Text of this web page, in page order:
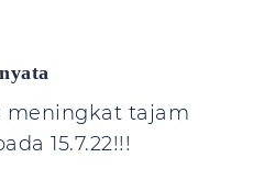
meningkat tajam
15.7.22!!!